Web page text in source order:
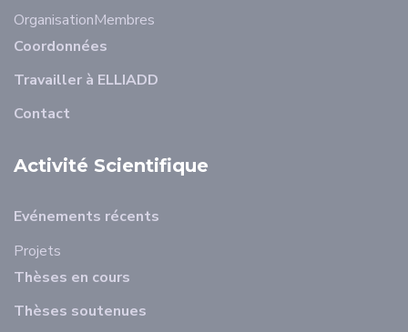
OrganisationMembres
Coordonnées
Travailler à ELLIADD
Contact
Activité Scientifique
Evénements récents
Projets
Thèses en cours
Thèses soutenues